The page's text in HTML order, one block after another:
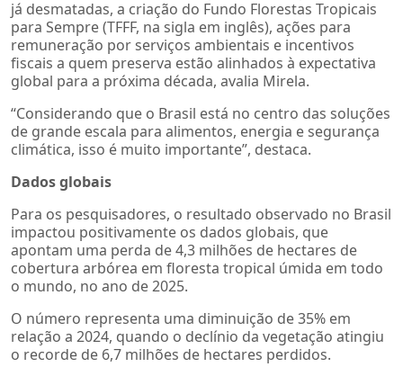
já desmatadas, a criação do Fundo Florestas Tropicais
para Sempre (TFFF, na sigla em inglês), ações para
remuneração por serviços ambientais e incentivos
fiscais a quem preserva estão alinhados à expectativa
global para a próxima década, avalia Mirela.
“Considerando que o Brasil está no centro das soluções
de grande escala para alimentos, energia e segurança
climática, isso é muito importante”, destaca.
Dados globais
Para os pesquisadores, o resultado observado no Brasil
impactou positivamente os dados globais, que
apontam uma perda de 4,3 milhões de hectares de
cobertura arbórea em floresta tropical úmida em todo
o mundo, no ano de 2025.
O número representa uma diminuição de 35% em
relação a 2024, quando o declínio da vegetação atingiu
o recorde de 6,7 milhões de hectares perdidos.